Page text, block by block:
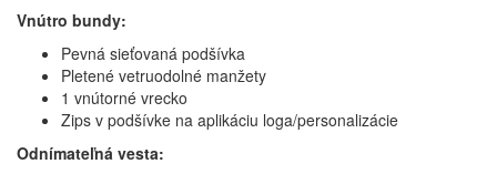
Vnútro bundy:
Pevná sieťovaná podšívka
Pletené vetruodolné manžety
1 vnútorné vrecko
Zips v podšívke na aplikáciu loga/personalizácie
Odnímateľná vesta: